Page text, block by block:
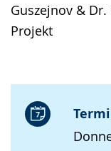
Guszejnov & Dr.
Projekt